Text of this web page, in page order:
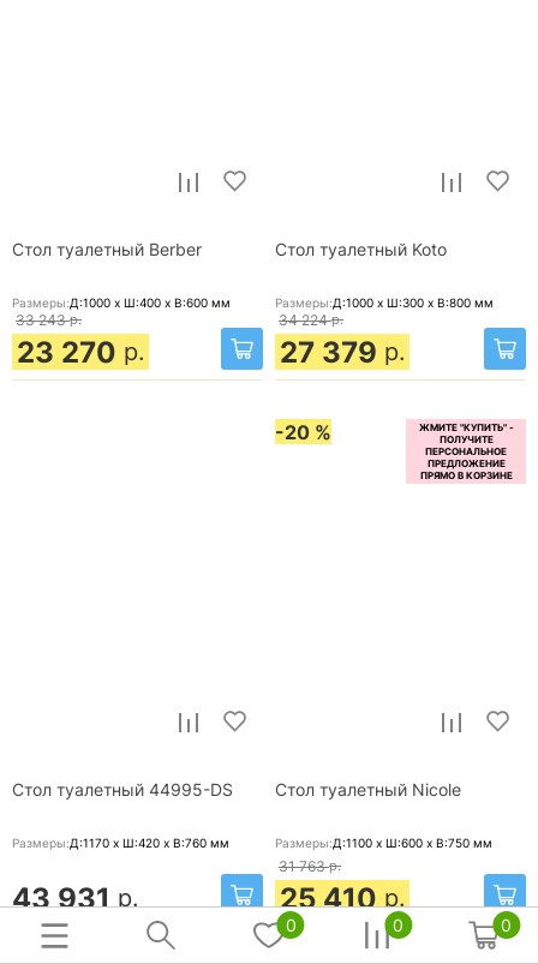
Стол туалетный Berber
Размеры:Д:1000 x Ш:400 x В:600 мм
33 243 р.
23 270 р.
Стол туалетный Koto
Размеры:Д:1000 x Ш:300 x В:800 мм
34 224 р.
27 379 р.
Стол туалетный 44995-DS
Размеры:Д:1170 x Ш:420 x В:760 мм
43 931 р.
-20 %
Стол туалетный Nicole
Размеры:Д:1100 x Ш:600 x В:750 мм
31 763 р.
25 410 р.
0 0 0